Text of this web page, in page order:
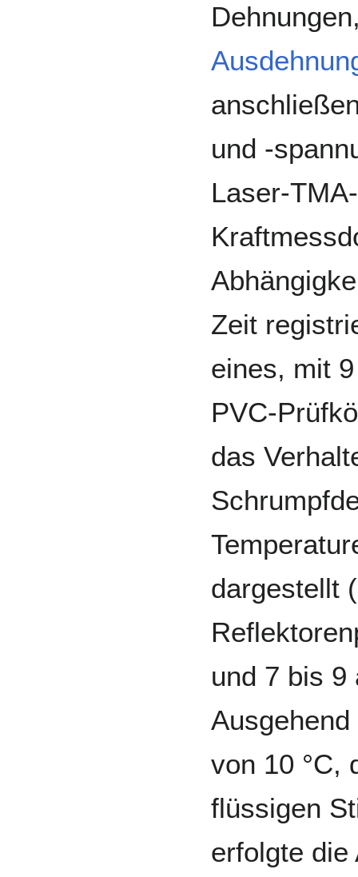
und -
Laser-
Zeit
eines, mit
PVC-
das
dargestellt (
und 7 bis 9
von 10 °C,
flüssigen
erfolgte die